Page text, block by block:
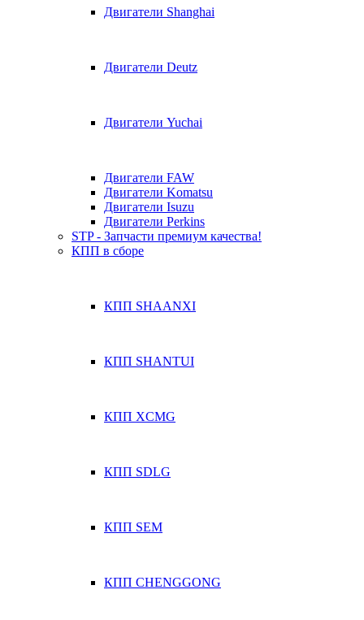
Двигатели Shanghai
Двигатели Deutz
Двигатели Yuchai
Двигатели FAW
Двигатели Komatsu
Двигатели Isuzu
Двигатели Perkins
STP - Запчасти премиум качества!
КПП в сборе
КПП SHAANXI
КПП SHANTUI
КПП XCMG
КПП SDLG
КПП SEM
КПП CHENGGONG